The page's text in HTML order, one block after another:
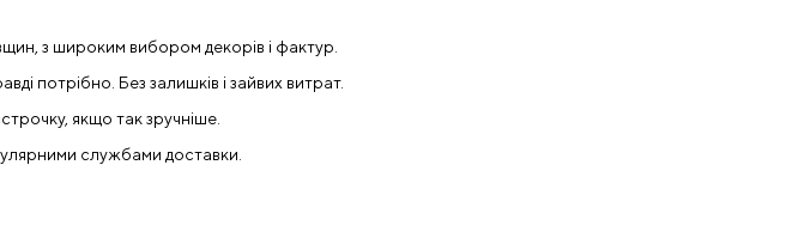
з широким вибором декорів і фактур.
потрібно. Без залишків і зайвих витрат.
якщо так зручніше.
службами доставки.